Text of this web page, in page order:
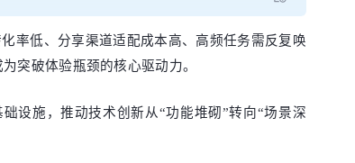
率低、分享渠道适配成本高、高频任务需反复唤
突破体验瓶颈的核心驱动力。
设施，推动技术创新从“功能堆砌”转向“场景深